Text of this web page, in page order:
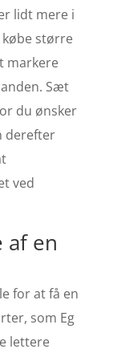
lidt mere i
købe større
markere
Sæt
du ønsker
derefter
ved
af en
for at få en
som Eg
lettere